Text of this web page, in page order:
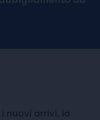
nuovi arrivi, la